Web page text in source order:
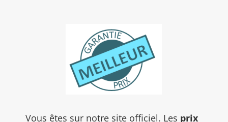
Vous êtes sur notre site officiel. Les prix